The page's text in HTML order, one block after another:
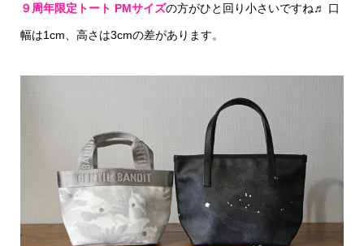
９周年限定トート PMサイズの方がひと回り小さいですね♬ 口
幅は1cm、高さは3cmの差があります。